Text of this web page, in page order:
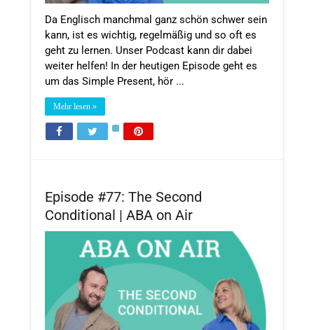
Da Englisch manchmal ganz schön schwer sein
kann, ist es wichtig, regelmäßig und so oft es
geht zu lernen. Unser Podcast kann dir dabei
weiter helfen! In der heutigen Episode geht es
um das Simple Present, hör ...
Mehr lesen »
Episode #77: The Second
Conditional | ABA on Air